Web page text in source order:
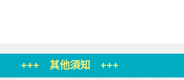
+++ 其他須知 +++